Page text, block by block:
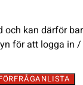
och kan därför
för att logga in